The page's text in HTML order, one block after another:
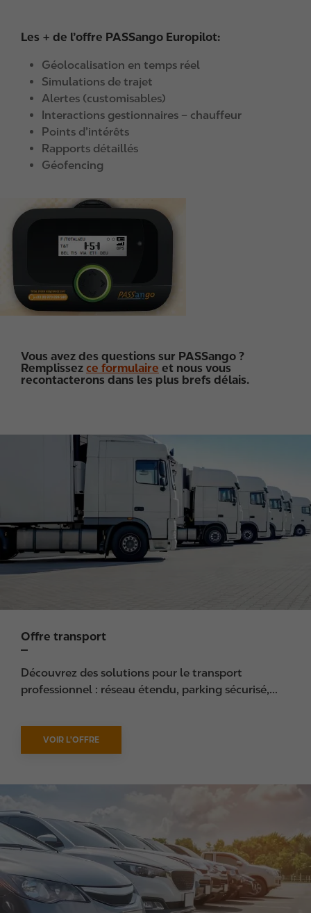
Les + de l’offre PASSango Europilot:
Géolocalisation en temps réel
Simulations de trajet
Alertes (customisables)
Interactions gestionnaires – chauffeur
Points d’intérêts
Rapports détaillés
Géofencing
Vous avez des questions sur PASSango ?
Remplissez ce formulaire et nous vous
recontacterons dans les plus brefs délais.
Offre transport
Découvrez des solutions pour le transport
professionnel : réseau étendu, parking sécurisé,...
VOIR L'OFFRE
m
a
g
e